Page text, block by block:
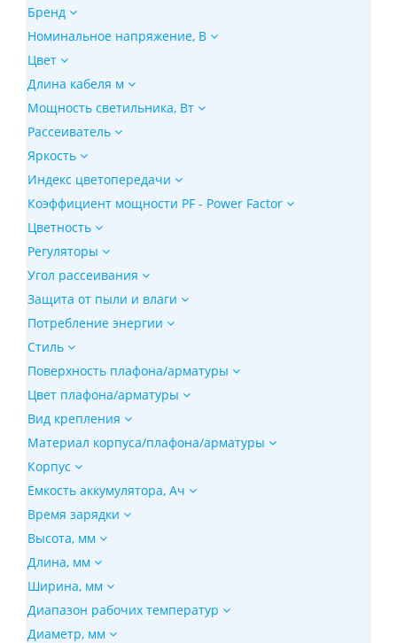
Бренд
Номинальное напряжение, В
Цвет
Длина кабеля м
Мощность светильника, Вт
Рассеиватель
Яркость
Индекс цветопередачи
Коэффициент мощности PF - Power Factor
Цветность
Регуляторы
Угол рассеивания
Защита от пыли и влаги
Потребление энергии
Стиль
Поверхность плафона/арматуры
Цвет плафона/арматуры
Вид крепления
Материал корпуса/плафона/арматуры
Корпус
Ёмкость аккумулятора, Ач
Время зарядки
Высота, мм
Длина, мм
Ширина, мм
Диапазон рабочих температур
Диаметр, мм